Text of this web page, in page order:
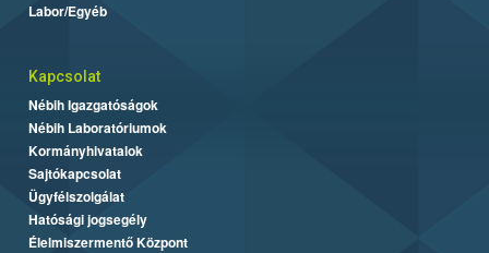
Labor/Egyéb
Kapcsolat
Nébih Igazgatóságok
Nébih Laboratóriumok
Kormányhivatalok
Sajtókapcsolat
Ügyfélszolgálat
Hatósági jogsegély
Élelmiszermentő Központ